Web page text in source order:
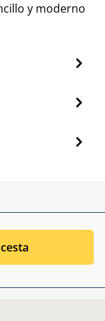
y moderno